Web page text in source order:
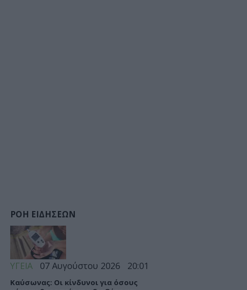
ΡΟΗ ΕΙΔΗΣΕΩΝ
ΥΓΕΙΑ 07 Αυγούστου 2026 20:01
Καύσωνας: Οι κίνδυνοι για όσους